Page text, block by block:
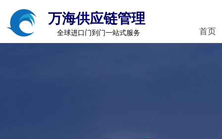
首页
万海供应链管理
全球进口门到门一站式服务